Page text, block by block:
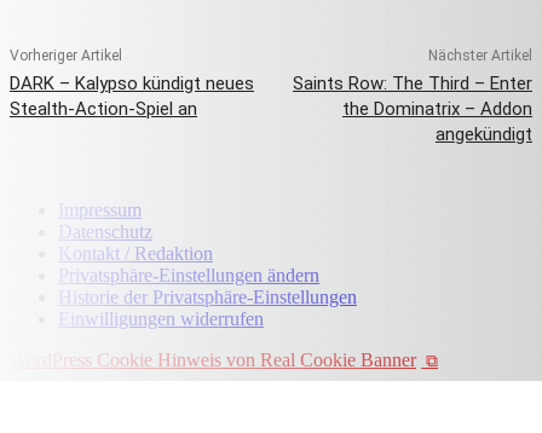
Vorheriger Artikel
DARK – Kalypso kündigt neues
Stealth-Action-Spiel an
Nächster Artikel
Saints Row: The Third – Enter
the Dominatrix – Addon
angekündigt
Impressum
Datenschutz
Kontakt / Redaktion
Privatsphäre-Einstellungen ändern
Historie der Privatsphäre-Einstellungen
Einwilligungen widerrufen
WordPress Cookie Hinweis von Real Cookie Banner